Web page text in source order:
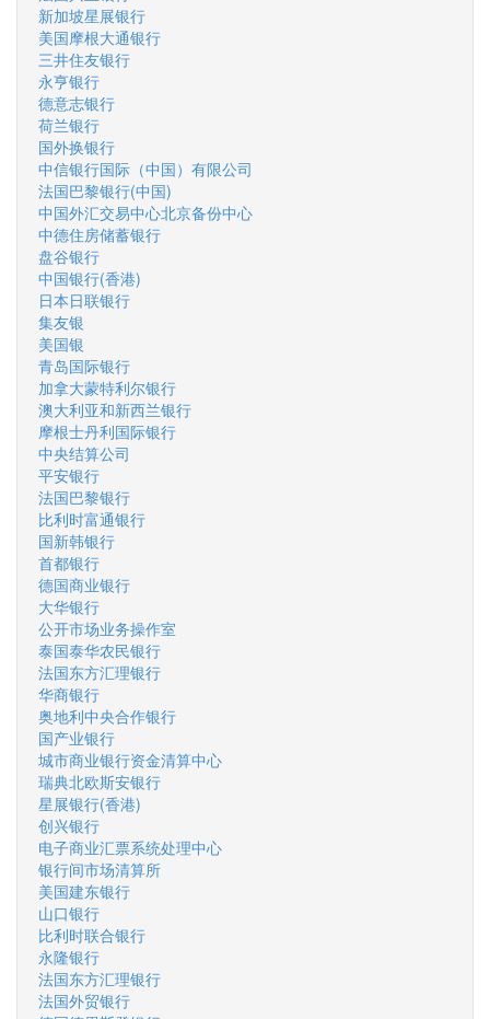
新加坡星展银行
美国摩根大通银行
三井住友银行
永亨银行
德意志银行
荷兰银行
国外换银行
中信银行国际（中国）有限公司
法国巴黎银行(中国)
中国外汇交易中心北京备份中心
中德住房储蓄银行
盘谷银行
中国银行(香港)
日本日联银行
集友银
美国银
青岛国际银行
加拿大蒙特利尔银行
澳大利亚和新西兰银行
摩根士丹利国际银行
中央结算公司
平安银行
法国巴黎银行
比利时富通银行
国新韩银行
首都银行
德国商业银行
大华银行
公开市场业务操作室
泰国泰华农民银行
法国东方汇理银行
华商银行
奥地利中央合作银行
国产业银行
城市商业银行资金清算中心
瑞典北欧斯安银行
星展银行(香港)
创兴银行
电子商业汇票系统处理中心
银行间市场清算所
美国建东银行
山口银行
比利时联合银行
永隆银行
法国东方汇理银行
法国外贸银行